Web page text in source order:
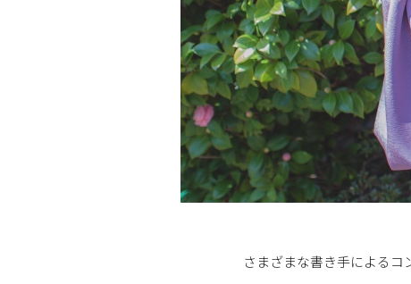
さまざまな書き手によるコ